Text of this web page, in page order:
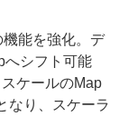
能を強化。デ
へシフト可能
ケールのMap
なり、スケーラ